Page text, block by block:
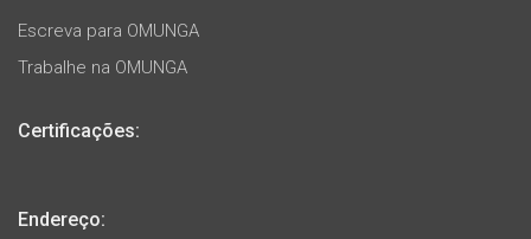
Escreva para OMUNGA
Trabalhe na OMUNGA
Certificações:
Endereço: